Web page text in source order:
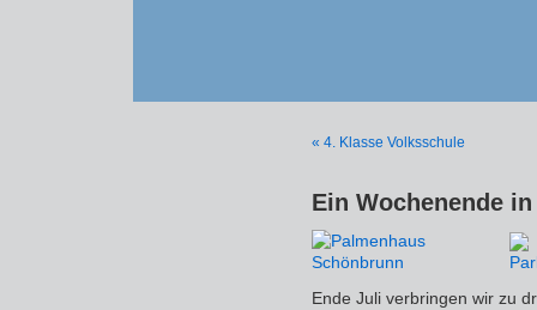
« 4. Klasse Volksschule
Ein Wochenende
Ende Juli verbringen wir zu